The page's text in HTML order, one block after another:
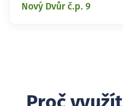
Nový Dvůr č.p. 9